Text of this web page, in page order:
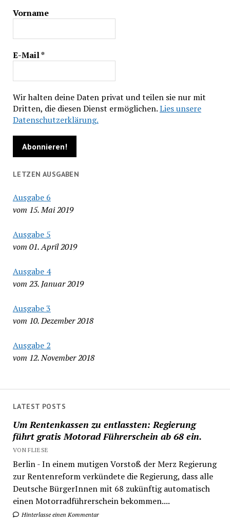
Vorname
E-Mail*
Wir halten deine Daten privat und teilen sie nur mit
Dritten, die diesen Dienst ermöglichen.Lies unsere
Datenschutzerklärung.
LETZEN AUSGABEN
Ausgabe 6
vom 15. Mai 2019
Ausgabe 5
vom 01. April 2019
Ausgabe 4
vom 23. Januar 2019
Ausgabe 3
vom 10. Dezember 2018
Ausgabe 2
vom 12. November 2018
LATEST POSTS
Um Rentenkassen zu entlassten: Regierung
führt gratis Motorad Führerschein ab 68 ein.
VON FLIESE
Berlin - In einem mutigen Vorstoß der Merz Regierung
zur Rentenreform verkündete die Regierung, dass alle
Deutsche BürgerInnen mit 68 zukünftig automatisch
einen Motorradführerschein bekommen....
Hinterlasse einen Kommentar